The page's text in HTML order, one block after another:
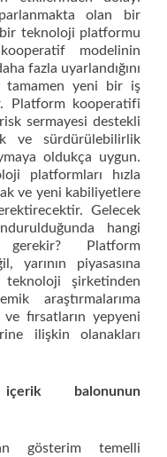
olan bir
teknoloji platformu
modelinin
fazla uyarlandığını
tamamen yeni bir iş
Platform kooperatifi
sermayesi destekli
ve sürdürülebilirlik
oldukça uygun.
platformları hızla
ve yeni kabiliyetlere
Gelecek
hangi
gerekir? Platform
yarının piyasasına
teknoloji şirketinden
araştırmalarıma
fırsatların yepyeni
ilişkin olanakları
balonunun
gösterim temelli